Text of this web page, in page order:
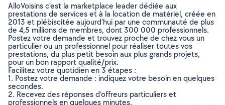
AlloVoisins c’est la marketplace leader dédiée aux
prestations de services et à la location de matériel, créée en
2013 et plébiscitée aujourd’hui par une communauté de plus
de 4,5 millions de membres, dont 300 000 professionnels.
Postez votre demande et trouvez proche de chez vous un
particulier ou un professionnel pour réaliser toutes vos
prestations, du plus petit besoin aux plus grands projets,
pour un bon rapport qualité/prix.
Facilitez votre quotidien en 3 étapes :
1. Postez votre demande : indiquez votre besoin en quelques
secondes.
2. Recevez des réponses d’offreurs particuliers et
professionnels en quelques minutes.